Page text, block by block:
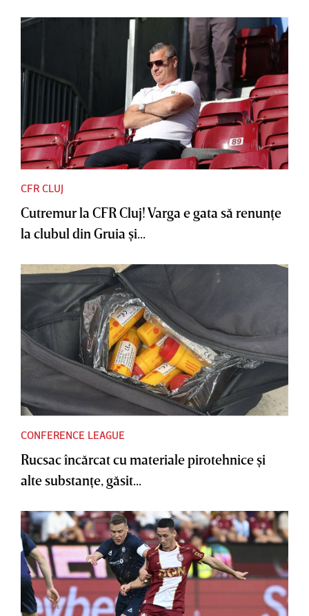
CFR CLUJ
Cutremur la CFR Cluj! Varga e gata să renunţe
la clubul din Gruia şi...
CONFERENCE LEAGUE
Rucsac încărcat cu materiale pirotehnice şi
alte substanţe, găsit...